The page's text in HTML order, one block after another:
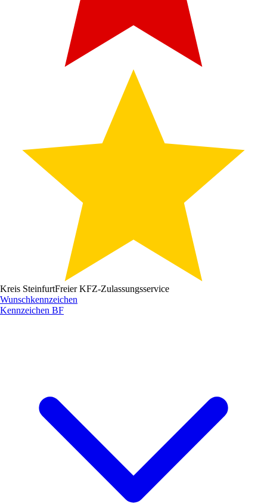
Kreis SteinfurtFreier KFZ-Zulassungsservice
Wunschkennzeichen
Kennzeichen BF